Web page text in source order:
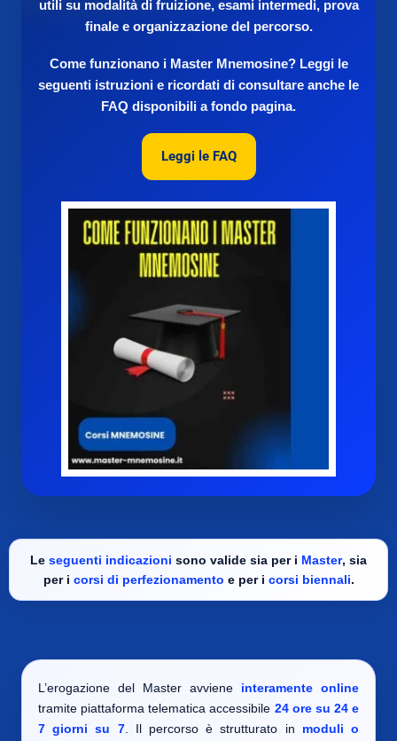
utili su modalità di fruizione, esami intermedi, prova
finale e organizzazione del percorso.
Come funzionano i Master Mnemosine?Leggi le
seguenti istruzioni e ricordati di consultare anche le
FAQ disponibili a fondo pagina.
Leggi le FAQ
Le seguenti indicazioni sono valide sia per i Master, sia
per i corsi di perfezionamento e per i corsi biennali.
L’erogazione del Master avviene interamente online
tramite piattaforma telematica accessibile 24 ore su 24 e
7 giorni su 7. Il percorso è strutturato in moduli o